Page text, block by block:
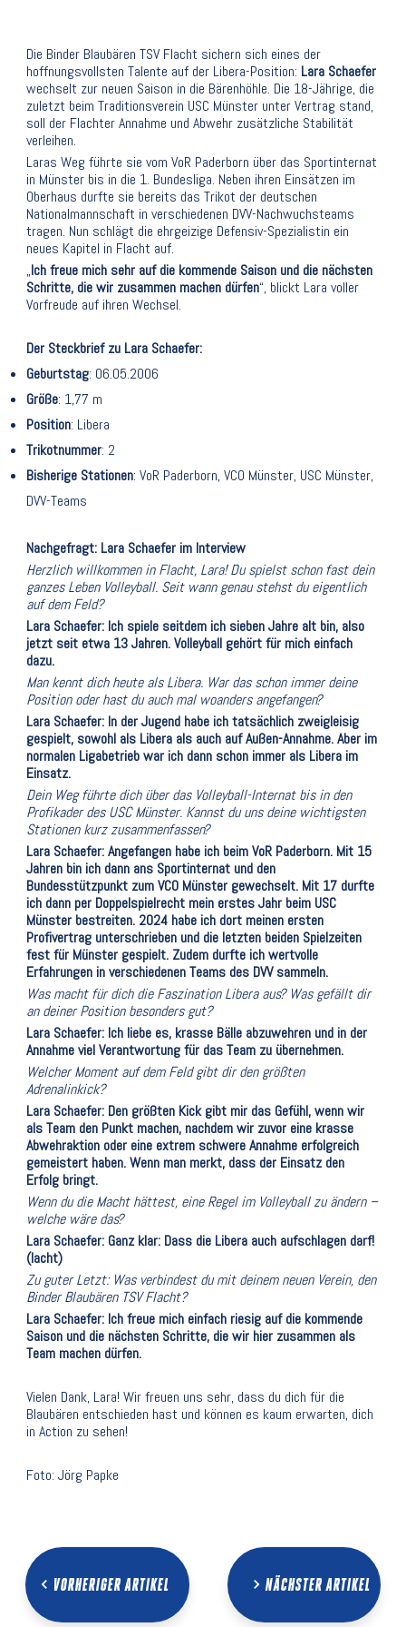
Die Binder Blaubären TSV Flacht sichern sich eines der
hoffnungsvollsten Talente auf der Libera-Position: Lara Schaefer
wechselt zur neuen Saison in die Bärenhöhle. Die 18-Jährige, die
zuletzt beim Traditionsverein USC Münster unter Vertrag stand,
soll der Flachter Annahme und Abwehr zusätzliche Stabilität
verleihen.
Laras Weg führte sie vom VoR Paderborn über das Sportinternat
in Münster bis in die 1. Bundesliga. Neben ihren Einsätzen im
Oberhaus durfte sie bereits das Trikot der deutschen
Nationalmannschaft in verschiedenen DVV-Nachwuchsteams
tragen. Nun schlägt die ehrgeizige Defensiv-Spezialistin ein
neues Kapitel in Flacht auf.
„Ich freue mich sehr auf die kommende Saison und die nächsten
Schritte, die wir zusammen machen dürfen“, blickt Lara voller
Vorfreude auf ihren Wechsel.
Der Steckbrief zu Lara Schaefer:
Geburtstag: 06.05.2006
Größe: 1,77 m
Position: Libera
Trikotnummer: 2
Bisherige Stationen: VoR Paderborn, VCO Münster, USC Münster,
DVV-Teams
Nachgefragt: Lara Schaefer im Interview
Herzlich willkommen in Flacht, Lara! Du spielst schon fast dein
ganzes Leben Volleyball. Seit wann genau stehst du eigentlich
auf dem Feld?
Lara Schaefer: Ich spiele seitdem ich sieben Jahre alt bin, also
jetzt seit etwa 13 Jahren. Volleyball gehört für mich einfach
dazu.
Man kennt dich heute als Libera. War das schon immer deine
Position oder hast du auch mal woanders angefangen?
Lara Schaefer: In der Jugend habe ich tatsächlich zweigleisig
gespielt, sowohl als Libera als auch auf Außen-Annahme. Aber im
normalen Ligabetrieb war ich dann schon immer als Libera im
Einsatz.
Dein Weg führte dich über das Volleyball-Internat bis in den
Profikader des USC Münster. Kannst du uns deine wichtigsten
Stationen kurz zusammenfassen?
Lara Schaefer: Angefangen habe ich beim VoR Paderborn. Mit 15
Jahren bin ich dann ans Sportinternat und den
Bundesstützpunkt zum VCO Münster gewechselt. Mit 17 durfte
ich dann per Doppelspielrecht mein erstes Jahr beim USC
Münster bestreiten. 2024 habe ich dort meinen ersten
Profivertrag unterschrieben und die letzten beiden Spielzeiten
fest für Münster gespielt. Zudem durfte ich wertvolle
Erfahrungen in verschiedenen Teams des DVV sammeln.
Was macht für dich die Faszination Libera aus? Was gefällt dir
an deiner Position besonders gut?
Lara Schaefer: Ich liebe es, krasse Bälle abzuwehren und in der
Annahme viel Verantwortung für das Team zu übernehmen.
Welcher Moment auf dem Feld gibt dir den größten
Adrenalinkick?
Lara Schaefer: Den größten Kick gibt mir das Gefühl, wenn wir
als Team den Punkt machen, nachdem wir zuvor eine krasse
Abwehraktion oder eine extrem schwere Annahme erfolgreich
gemeistert haben. Wenn man merkt, dass der Einsatz den
Erfolg bringt.
Wenn du die Macht hättest, eine Regel im Volleyball zu ändern –
welche wäre das?
Lara Schaefer: Ganz klar: Dass die Libera auch aufschlagen darf!
(lacht)
Zu guter Letzt: Was verbindest du mit deinem neuen Verein, den
Binder Blaubären TSV Flacht?
Lara Schaefer: Ich freue mich einfach riesig auf die kommende
Saison und die nächsten Schritte, die wir hier zusammen als
Team machen dürfen.
Vielen Dank, Lara! Wir freuen uns sehr, dass du dich für die
Blaubären entschieden hast und können es kaum erwarten, dich
in Action zu sehen!
Foto: Jörg Papke
NÄCHSTER ARTIKEL
VORHERIGER ARTIKEL